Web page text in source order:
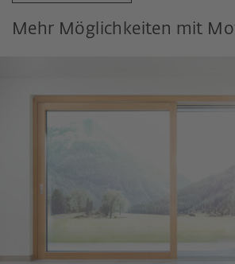
Mehr Möglichkeiten mit